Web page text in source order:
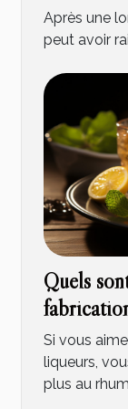
Après une
peut avoir
Quels
Si vous
liqueurs,
plus au